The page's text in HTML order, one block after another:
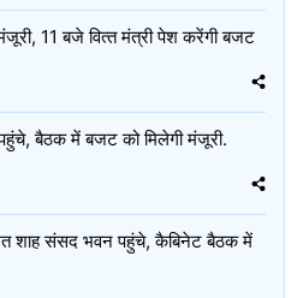
11 बजे वित्‍त मंत्री पेश करेंगी बजट
पहुंचे, बैठक में बजट को मिलेगी मंजूरी.
शाह संसद भवन पहुंचे, कैबिनेट बैठक में